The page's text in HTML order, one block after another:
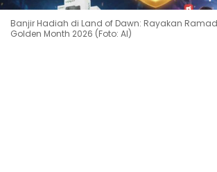
Banjir Hadiah di Land of Dawn: Rayakan
Golden Month 2026 (Foto: AI)